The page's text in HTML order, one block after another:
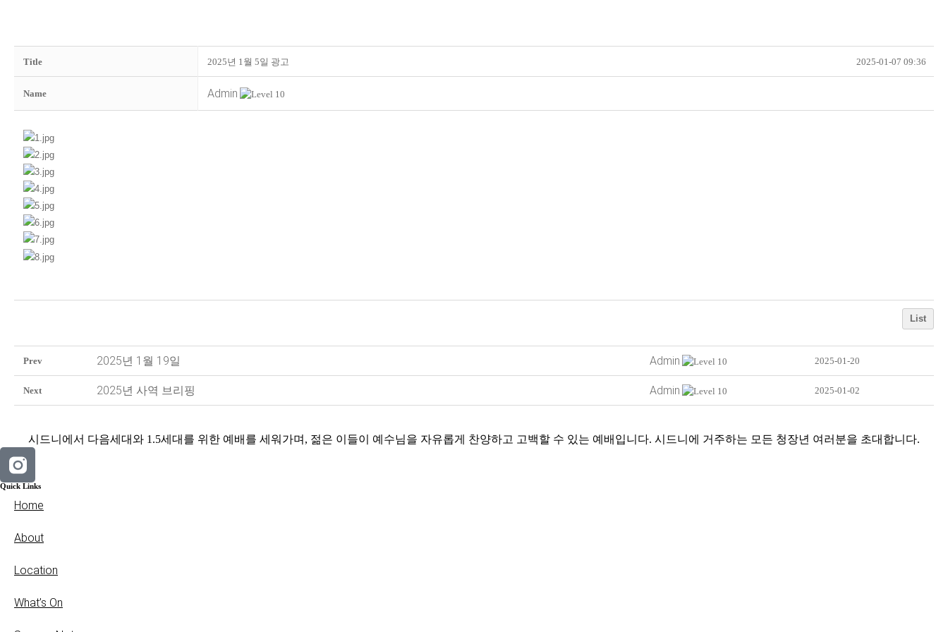
Title 2025년 1월 5일 광고 2025-01-07 09:36
Name Admin
List
Prev 2025년 1월 19일 Admin 2025-01-20
Next 2025년 사역 브리핑 Admin 2025-01-02
시드니에서 다음세대와 1.5세대를 위한 예배를 세워가며, 젊은 이들이 예수님을 자유롭게 찬양하고 고백할 수 있는 예배입니다. 시드니에 거주하는 모든 청장년 여러분을 초대합니다.
Quick Links
Home
About
Location
What’s On